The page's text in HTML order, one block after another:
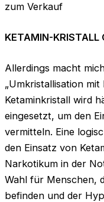
zum Verkauf
KETAMIN-KRISTALL
Allerdings macht
„Umkristallisation
Ketaminkristall wird
eingesetzt, um den
vermitteln. Eine
den Einsatz von
Narkotikum in der
Wahl für Menschen,
befinden und der